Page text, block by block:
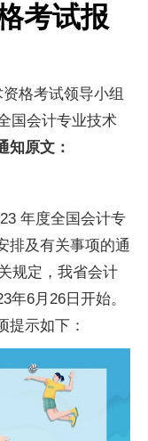
考试报
格考试领导小组
国会计专业技术
知原文：
年度全国会计专
排及有关事项的通
规定，我省会计
年6月26日开始。
提示如下：